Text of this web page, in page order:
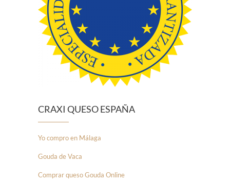
CRAXI QUESO ESPAÑA
Yo compro en Málaga
Gouda de Vaca
Comprar queso Gouda Online